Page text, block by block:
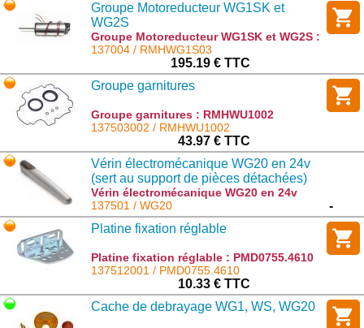
Groupe Motoreducteur WG1SK et
WG2S
Groupe Motoreducteur WG1SK et WG2S :
RMHWG1S03
137004 / RMHWG1S03
195.19 € TTC
Groupe garnitures
Groupe garnitures : RMHWU1002
137503002 / RMHWU1002
43.97 € TTC
Vérin électromécanique WG20 en 24v
(sert au support de pièces détachées)
Vérin électromécanique WG20 en 24v
(sert au support de pièces détachées) :
WG20
137501 / WG20
-
Platine fixation réglable
Platine fixation réglable : PMD0755.4610
137512001 / PMD0755.4610
10.33 € TTC
Cache de debrayage WG1, WS, WG20